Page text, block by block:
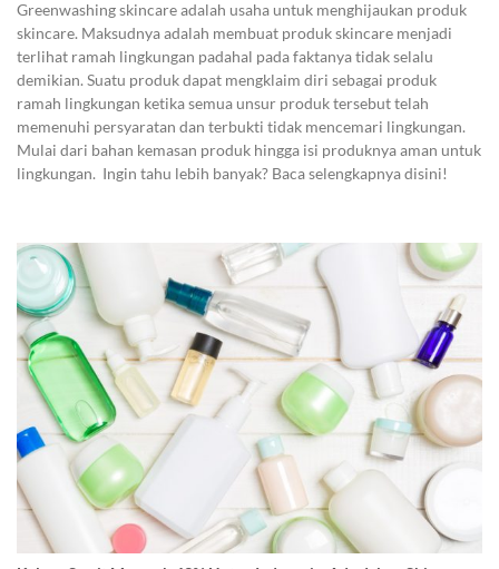
Greenwashing skincare adalah usaha untuk menghijaukan produk
skincare. Maksudnya adalah membuat produk skincare menjadi
terlihat ramah lingkungan padahal pada faktanya tidak selalu
demikian. Suatu produk dapat mengklaim diri sebagai produk
ramah lingkungan ketika semua unsur produk tersebut telah
memenuhi persyaratan dan terbukti tidak mencemari lingkungan.
Mulai dari bahan kemasan produk hingga isi produknya aman untuk
lingkungan. Ingin tahu lebih banyak? Baca selengkapnya disini!